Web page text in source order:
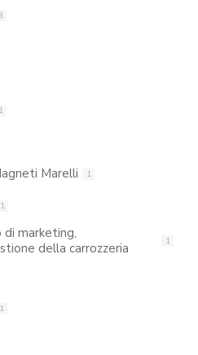
3
1
Marelli 1
1
marketing,
della carrozzeria
1
1